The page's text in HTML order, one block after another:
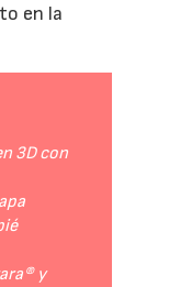
en la
3D con
y